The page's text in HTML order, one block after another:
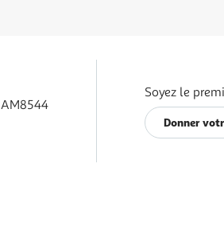
Soyez le
Donner